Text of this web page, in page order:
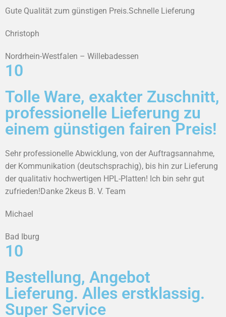
Gute Qualität zum günstigen Preis.Schnelle Lieferung
Christoph
Nordrhein-Westfalen – Willebadessen
10
Tolle Ware, exakter Zuschnitt,
professionelle Lieferung zu
einem günstigen fairen Preis!
Sehr professionelle Abwicklung, von der Auftragsannahme,
der Kommunikation (deutschsprachig), bis hin zur Lieferung
der qualitativ hochwertigen HPL-Platten! Ich bin sehr gut
zufrieden!Danke 2keus B. V. Team
Michael
Bad Iburg
10
Bestellung, Angebot
Lieferung. Alles erstklassig.
Super Service